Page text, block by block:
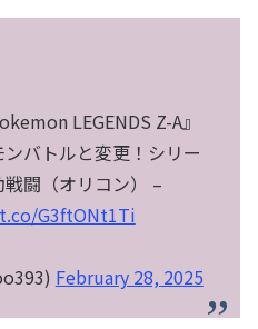
LEGENDS Z-A』
バトルと変更！シリー
闘（オリコン） –
G3ftONt1Ti
February 28, 2025